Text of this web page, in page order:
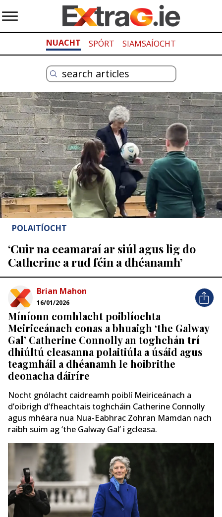
NUACHT SPÓRT SIAMSAÍOCHT
POLAITÍOCHT
‘Cuir na ceamaraí ar siúl agus lig do
Catherine a rud féin a dhéanamh’
Brian Mahon
16/01/2026
Míníonn comhlacht poiblíochta
Meiriceánach conas a bhuaigh ‘the Galway
Gal’ Catherine Connolly an toghchán trí
dhiúltú cleasanna polaitiúla a úsáid agus
teagmháil a dhéanamh le hoibrithe
deonacha dáiríre
Nocht gnólacht caidreamh poiblí Meiriceánach a
d’oibrigh d’fheachtais toghcháin Catherine Connolly
agus mhéara nua Nua-Eabhrac Zohran Mamdan nach
raibh suim ag ‘the Galway Gal’ i gcleasa.